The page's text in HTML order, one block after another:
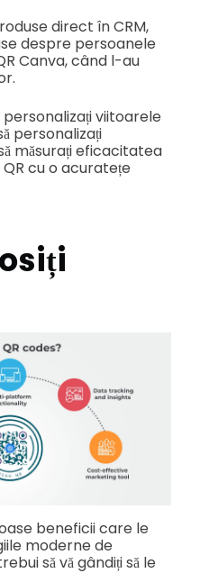
direct în CRM,
despre persoanele
Canva, când l-au
viitoarele
personalizați
măsurați eficacitatea
cu o acuratețe
beneficii care le
moderne de
să vă gândiți să le